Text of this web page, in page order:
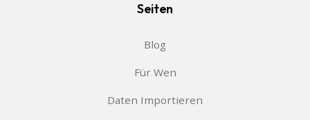
Seiten
Blog
Für Wen
Daten Importieren